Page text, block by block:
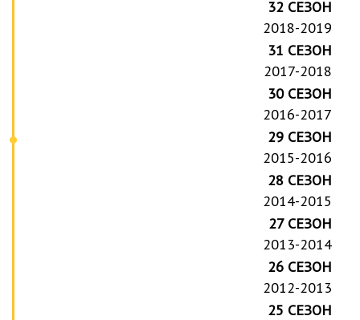
32 СЕЗОН
2018-2019
31 СЕЗОН
2017-2018
30 СЕЗОН
2016-2017
29 СЕЗОН
2015-2016
28 СЕЗОН
2014-2015
27 СЕЗОН
2013-2014
26 СЕЗОН
2012-2013
25 СЕЗОН